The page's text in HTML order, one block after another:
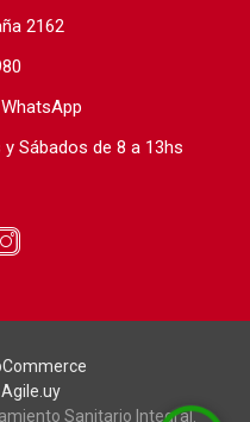
2162
Sábados de 8 a 13hs
Agile.uy
Sanitario Integral.